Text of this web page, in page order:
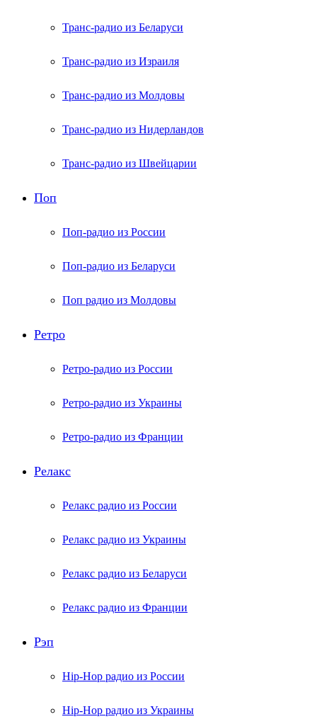
Транс-радио из Беларуси
Транс-радио из Израиля
Транс-радио из Молдовы
Транс-радио из Нидерландов
Транс-радио из Швейцарии
Поп
Поп-радио из России
Поп-радио из Беларуси
Поп радио из Молдовы
Ретро
Ретро-радио из России
Ретро-радио из Украины
Ретро-радио из Франции
Релакс
Релакс радио из России
Релакс радио из Украины
Релакс радио из Беларуси
Релакс радио из Франции
Рэп
Hip-Hop радио из России
Hip-Hop радио из Украины